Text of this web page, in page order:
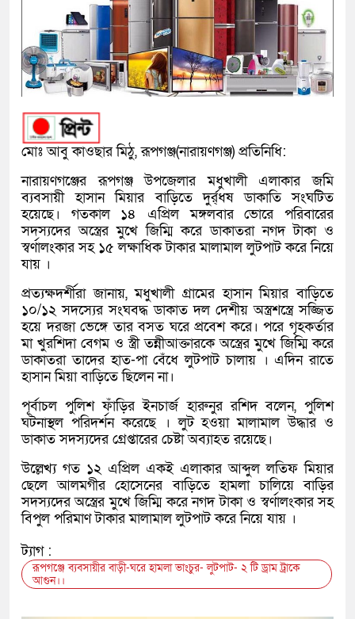
মোঃ আবু কাওছার মিঠু, রূপগঞ্জ(নারায়ণগঞ্জ) প্রতিনিধি:
নারায়ণগঞ্জের রূপগঞ্জ উপজেলার মধুখালী এলাকার জমি
ব্যবসায়ী হাসান মিয়ার বাড়িতে দুর্র্ধষ ডাকাতি সংঘটিত
হয়েছে। গতকাল ১৪ এপ্রিল মঙ্গলবার ভোরে পরিবারের
সদস্যদের অস্ত্রের মুখে জিম্মি করে ডাকাতরা নগদ টাকা ও
স্বর্ণালংকার সহ ১৫ লক্ষাধিক টাকার মালামাল লুটপাট করে নিয়ে
যায় ।
প্রত্যক্ষদর্শীরা জানায়, মধুখালী গ্রামের হাসান মিয়ার বাড়িতে
১০/১২ সদস্যের সংঘবদ্ধ ডাকাত দল দেশীয় অস্ত্রশস্ত্রে সজ্জিত
হয়ে দরজা ভেঙ্গে তার বসত ঘরে প্রবেশ করে। পরে গৃহকর্তার
মা খুরশিদা বেগম ও স্ত্রী তন্নীআক্তারকে অস্ত্রের মুখে জিম্মি করে
ডাকাতরা তাদের হাত-পা বেঁধে লুটপাট চালায় । এদিন রাতে
হাসান মিয়া বাড়িতে ছিলেন না।
পূর্বাচল পুলিশ ফাঁড়ির ইনচার্জ হারুনুর রশিদ বলেন, পুলিশ
ঘটনাস্থল পরিদর্শন করেছে । লুট হওয়া মালামাল উদ্ধার ও
ডাকাত সদস্যদের গ্রেপ্তারের চেষ্টা অব্যাহত রয়েছে।
উল্লেখ্য গত ১২ এপ্রিল একই এলাকার আব্দুল লতিফ মিয়ার
ছেলে আলমগীর হোসেনের বাড়িতে হামলা চালিয়ে বাড়ির
সদস্যদের অস্ত্রের মুখে জিম্মি করে নগদ টাকা ও স্বর্ণালংকার সহ
বিপুল পরিমাণ টাকার মালামাল লুটপাট করে নিয়ে যায় ।
ট্যাগ :
রূপগঞ্জে ব্যবসায়ীর বাড়ী-ঘরে হামলা ভাংচুর- লুটপাট- ২ টি ড্রাম ট্রাকে
আগুন।।